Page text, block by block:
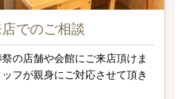
でのご相談
の店舗や会館にご来店頂けま
フが親身にご対応させて頂き